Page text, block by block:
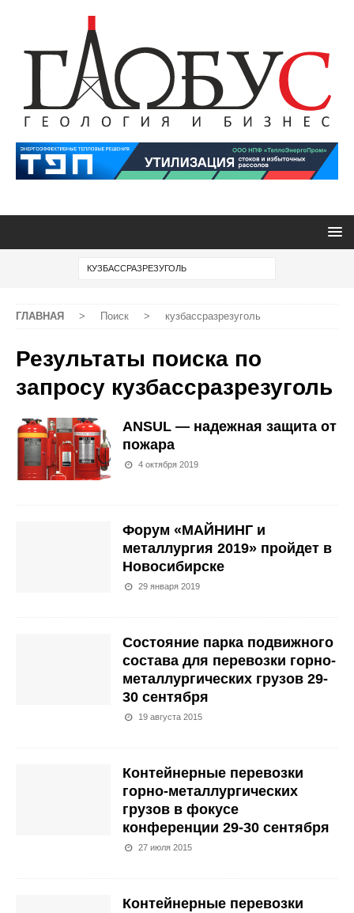
ГЛАВНАЯ > Поиск > кузбассразрезуголь
Результаты поиска по
запросу кузбассразрезуголь
ANSUL — надежная защита от
пожара
4 октября 2019
Форум «МАЙНИНГ и
металлургия 2019» пройдет в
Новосибирске
29 января 2019
Состояние парка подвижного
состава для перевозки горно-
металлургических грузов 29-
30 сентября
19 августа 2015
Контейнерные перевозки
горно-металлургических
грузов в фокусе
конференции 29-30 сентября
27 июля 2015
Контейнерные перевозки